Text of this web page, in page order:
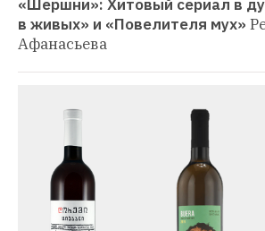
«Шершни»: Хитовый сериал в
в живых» и «Повелителя мух»
Афанасьева